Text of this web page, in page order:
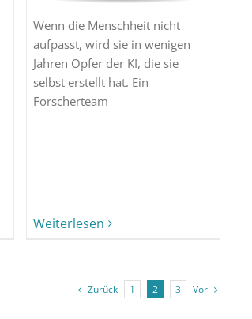
Wenn die Menschheit nicht
aufpasst, wird sie in wenigen
Jahren Opfer der KI, die sie
selbst erstellt hat. Ein
Forscherteam
Weiterlesen
Zurück 1 2 3 Vor